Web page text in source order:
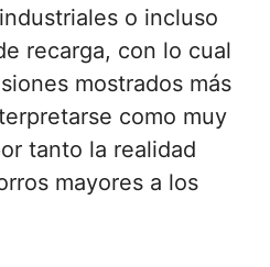
o incluso
recarga, con lo cual
mostrados más
como muy
tanto la realidad
mayores a los